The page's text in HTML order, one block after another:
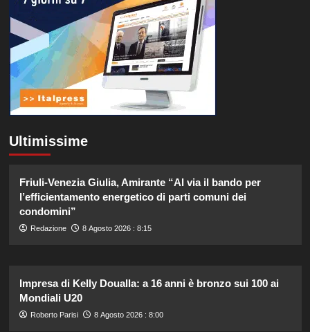
Ultimissime
Friuli-Venezia Giulia, Amirante “Al via il bando per
l’efficientamento energetico di parti comuni dei
condomini”
Redazione 8 Agosto 2026 : 8:15
Impresa di Kelly Doualla: a 16 anni è bronzo sui 100 ai
Mondiali U20
Roberto Parisi 8 Agosto 2026 : 8:00